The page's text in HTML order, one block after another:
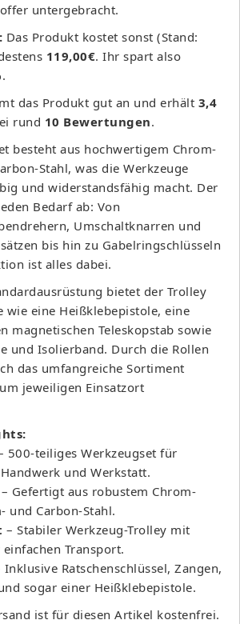
untergebracht.
Das Produkt kostet sonst (Stand:
119,00€. Ihr spart also
.
das Produkt gut an und erhält 3,4
rund 10 Bewertungen.
besteht aus hochwertigem Chrom-
Stahl, was die Werkzeuge
und widerstandsfähig macht. Der
Bedarf ab: Von
Umschaltknarren und
bis hin zu Gabelringschlüsseln
ist alles dabei.
bietet der Trolley
wie eine Heißklebepistole, eine
magnetischen Teleskopstab sowie
und Isolierband. Durch die Rollen
das umfangreiche Sortiment
jeweiligen Einsatzort
500-teiliges Werkzeugset für
und Werkstatt.
– Gefertigt aus robustem Chrom-
und Carbon-Stahl.
– Stabiler Werkzeug-Trolley mit
Transport.
Inklusive Ratschenschlüssel, Zangen,
sogar einer Heißklebepistole.
ist für diesen Artikel kostenfrei.